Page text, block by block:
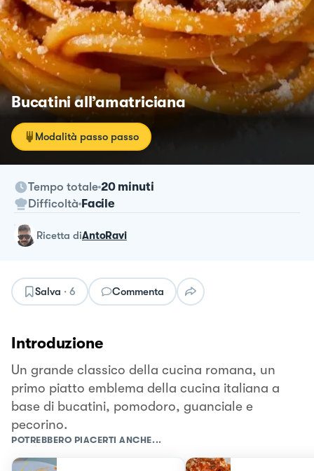
Bucatini all’amatriciana
Modalità passo passo
Tempo totale 20 minuti
Difficoltà Facile
ricetta diAntoRavi
Salva · 6 Commenta
Introduzione
Un grande classico della cucina romana, un
primo piatto emblema della cucina italiana a
base di bucatini, pomodoro, guanciale e
pecorino.
POTREBBERO PIACERTI ANCHE...